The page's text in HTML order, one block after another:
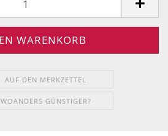
AUF DEN MERKZETTEL
WOANDERS GÜNSTIGER?